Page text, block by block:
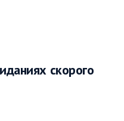
скорого